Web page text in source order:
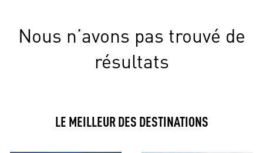
Nous n’avons pas trouvé de
résultats
LE MEILLEUR DES DESTINATIONS